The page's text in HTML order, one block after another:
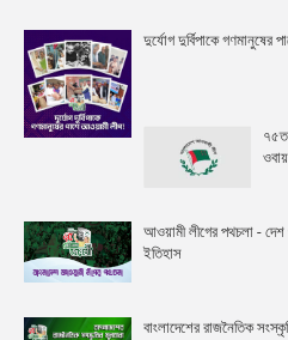
দুর্যোগ দুর্বিপাকে গণমানুষের
আওয়ামী লীগের পথচলা - দেশ
ইতিহাস
বাংলাদেশের রাজনৈতিক